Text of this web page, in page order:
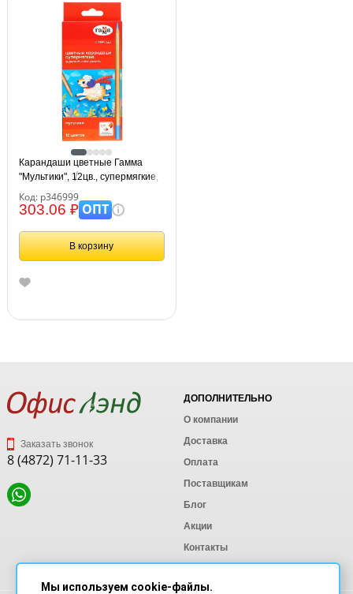
Карандаши цветные Гамма
"Мультики", 12цв., супермягкие,
заточен., картон. упак.,
Код: р346999
303.06 ₽ОПТ
В корзину
Заказать звонок
8 (4872) 71-11-33
ДОПОЛНИТЕЛЬНО
О компании
Доставка
Оплата
Поставщикам
Блог
Акции
Контакты
Мы используем cookie-файлы.